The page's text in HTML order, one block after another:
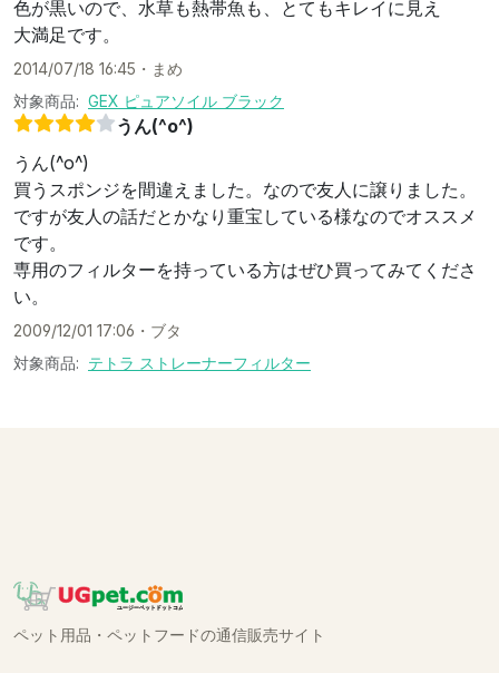
色が黒いので、水草も熱帯魚も、とてもキレイに見え
大満足です。
2014/07/18 16:45 ・ まめ
対象商品: GEX ピュアソイル ブラック
うん(^o^)
うん(^o^)
買うスポンジを間違えました。なので友人に譲りました。
ですが友人の話だとかなり重宝している様なのでオススメ
です。
専用のフィルターを持っている方はぜひ買ってみてくださ
い。
2009/12/01 17:06 ・ ブタ
対象商品: テトラ ストレーナーフィルター
ペット用品・ペットフードの通信販売サイト